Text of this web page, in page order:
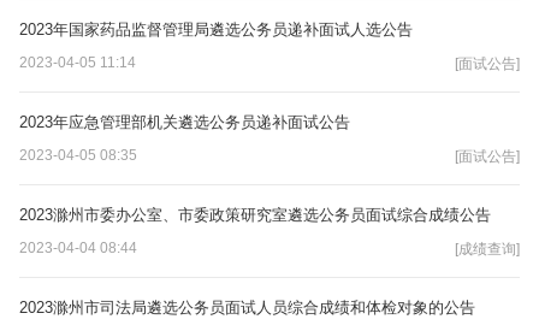
2023年国家药品监督管理局遴选公务员递补面试人选公告
2023-04-05 11:14 [面试公告]
2023年应急管理部机关遴选公务员递补面试公告
2023-04-05 08:35 [面试公告]
2023滁州市委办公室、市委政策研究室遴选公务员面试综合成绩公告
2023-04-04 08:44 [成绩查询]
2023滁州市司法局遴选公务员面试人员综合成绩和体检对象的公告